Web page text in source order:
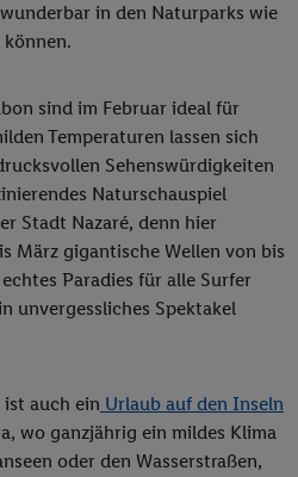
in den Naturparks wie
können.
sind im Februar ideal für
Temperaturen lassen sich
Sehenswürdigkeiten
Naturschauspiel
Stadt Nazaré, denn hier
März gigantische Wellen von bis
Paradies für alle Surfer
unvergessliches Spektakel
auch ein Urlaub auf den Inseln
wo ganzjährig ein mildes Klima
oder den Wasserstraßen,